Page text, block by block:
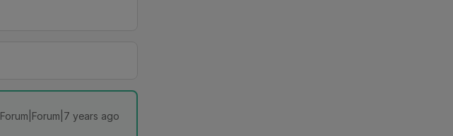
Forum|Forum|7 years ago